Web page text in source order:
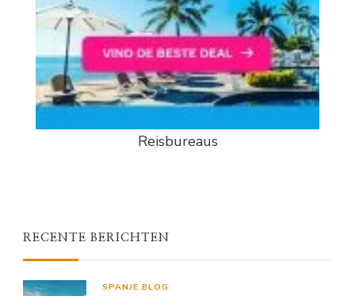
Reisbureaus
RECENTE BERICHTEN
SPANJE BLOG